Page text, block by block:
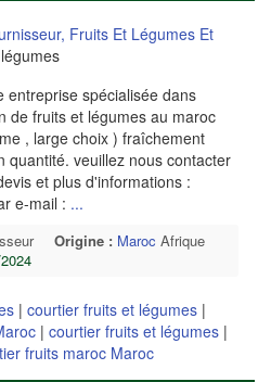
Fruits Et Légumes Et
entreprise spécialisée dans
de fruits et légumes au maroc
, large choix ) fraîchement
quantité. veuillez nous contacter
et plus d'informations :
e-mail : ...
Origine : Maroc Afrique
| courtier fruits et légumes |
| courtier fruits et légumes |
fruits maroc Maroc